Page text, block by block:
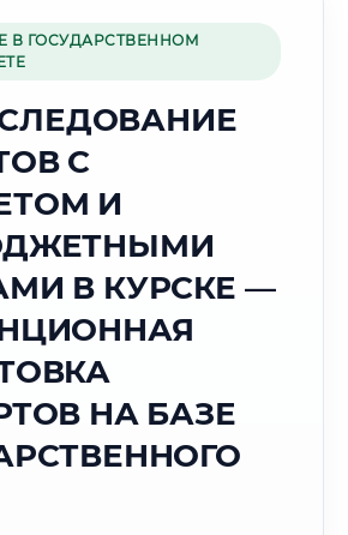
обучения "Судебная экспертиза"
обучения "Экспертиза"
🌻
Г. КУРСК
Точное местное время:
Пятница, 7 Августа
В ГОСУДАРСТВЕННОМ
С
И
В КУРСКЕ —
НА БАЗЕ